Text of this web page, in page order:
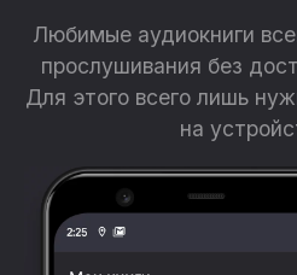
Любимые аудиокниги
прослушивания без
Для этого всего лишь
на